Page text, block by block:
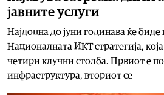
јавните услуги
Најдоцна до јуни годинава ќе биде
Националната ИКТ стратегија,
четири клучни столба. Првиот е
инфраструктура, вториот се